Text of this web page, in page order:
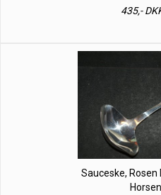
435,-
Sauceske,